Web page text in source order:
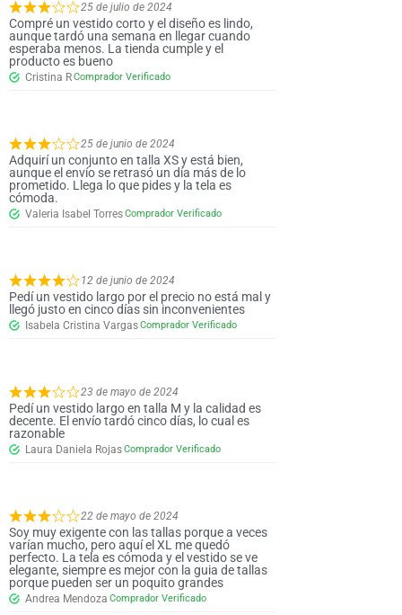
25 de julio de 2024
Compré un vestido corto y el diseño es lindo,
aunque tardó una semana en llegar cuando
esperaba menos. La tienda cumple y el
producto es bueno
Cristina R
25 de junio de 2024
Adquirí un conjunto en talla XS y está bien,
aunque el envío se retrasó un día más de lo
prometido. Llega lo que pides y la tela es
cómoda.
Valeria Isabel Torres
12 de junio de 2024
Pedí un vestido largo por el precio no está mal y
llegó justo en cinco días sin inconvenientes
Isabela Cristina Vargas
23 de mayo de 2024
Pedí un vestido largo en talla M y la calidad es
decente. El envío tardó cinco días, lo cual es
razonable
Laura Daniela Rojas
22 de mayo de 2024
Soy muy exigente con las tallas porque a veces
varían mucho, pero aquí el XL me quedó
perfecto. La tela es cómoda y el vestido se ve
elegante, siempre es mejor con la guia de tallas
porque pueden ser un poquito grandes
Andrea Mendoza